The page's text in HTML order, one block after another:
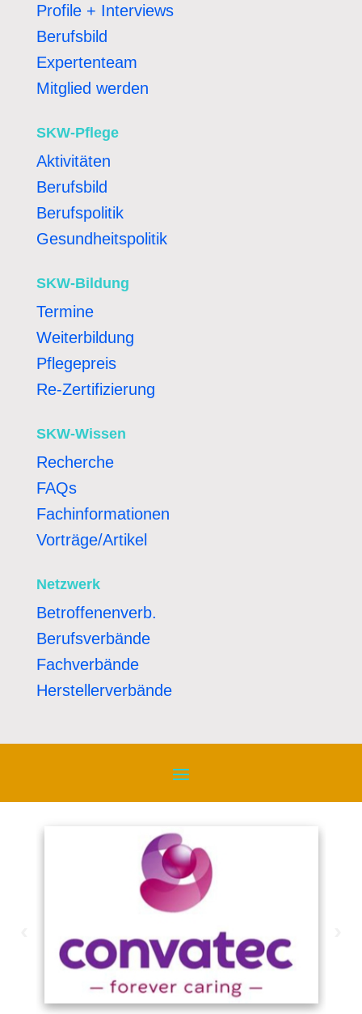
Profile + Interviews
Berufsbild
Expertenteam
Mitglied werden
SKW-Pflege
Aktivitäten
Berufsbild
Berufspolitik
Gesundheitspolitik
SKW-Bildung
Termine
Weiterbildung
Pflegepreis
Re-Zertifizierung
SKW-Wissen
Recherche
FAQs
Fachinformationen
Vorträge/Artikel
Netzwerk
Betroffenenverb.
Berufsverbände
Fachverbände
Herstellerverbände